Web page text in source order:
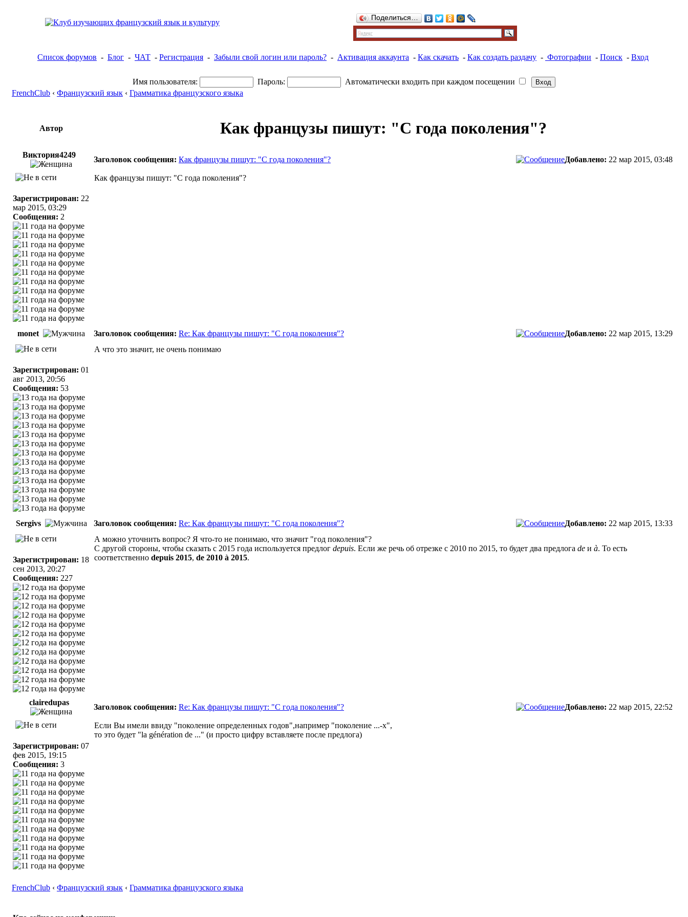
Поделиться…
Список форумов - Блог - ЧАТ - Регистрация - Забыли свой логин или пароль? - Активация аккаунта - Как скачать - Как создать раздачу - Фотографии - Поиск - Вход
Имя пользователя: Пароль:
Автоматически входить при каждом посещении
FrenchClub ‹ Французский язык ‹ Грамматика французского языка
Автор Как французы пишут: "С года поколения"?
Виктория4249
Заголовок сообщения: Как французы пишут: "С года поколения"? Добавлено: 22 мар 2015, 03:48
Зарегистрирован: 22
мар 2015, 03:29
Сообщения: 2
Как французы пишут: "С года поколения"?
monet Заголовок сообщения: Re: Как французы пишут: "С года поколения"? Добавлено: 22 мар 2015, 13:29
Зарегистрирован: 01
авг 2013, 20:56
Сообщения: 53
А что это значит, не очень понимаю
Sergivs Заголовок сообщения: Re: Как французы пишут: "С года поколения"? Добавлено: 22 мар 2015, 13:33
Зарегистрирован: 18
сен 2013, 20:27
Сообщения: 227
А можно уточнить вопрос? Я что-то не понимаю, что значит "год поколения"?
С другой стороны, чтобы сказать с 2015 года используется предлог depuis. Если же речь об отрезке с 2010 по 2015, то будет два предлога de и à. То есть
соответственно depuis 2015, de 2010 à 2015.
clairedupas
Заголовок сообщения: Re: Как французы пишут: "С года поколения"? Добавлено: 22 мар 2015, 22:52
Зарегистрирован: 07
фев 2015, 19:15
Сообщения: 3
Если Вы имели ввиду "поколение определенных годов",например "поколение ...-х",
то это будет "la génération de ..." (и просто цифру вставляете после предлога)
FrenchClub ‹ Французский язык ‹ Грамматика французского языка